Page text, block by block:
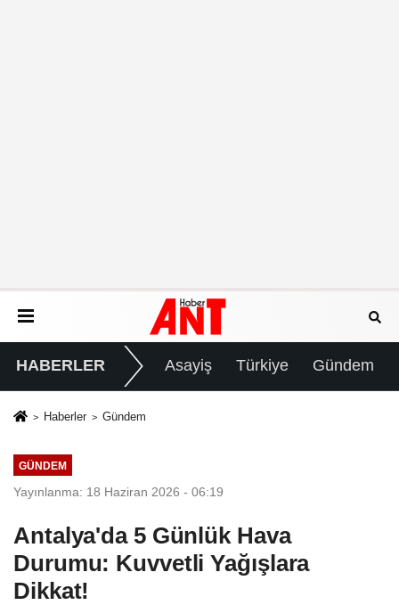
HABERLER Asayiş Türkiye Gündem
Haberler Gündem
GÜNDEM
Yayınlanma: 18 Haziran 2026 - 06:19
Antalya'da 5 Günlük Hava
Durumu: Kuvvetli Yağışlara
Dikkat!